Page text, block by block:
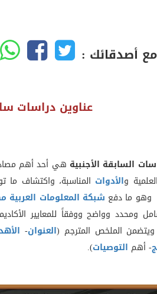
أصدقائك :
عناوين دراسات
السابقة الأجنبية هي أحد أهم
والأدوات المناسبة، واكتشاف ما
وهو ما دفع شبكة المعلومات العربية
ومحدد وواضح ووفقاً للمعايير
ويتضمن الملخص المترجم (العنوان-
- أهم التوصيات).